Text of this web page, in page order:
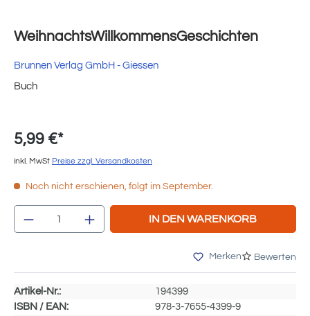
WeihnachtsWillkommensGeschichten
Brunnen Verlag GmbH - Giessen
Buch
5,99 €*
inkl. MwSt Preise zzgl. Versandkosten
Noch nicht erschienen, folgt im September.
Produkt Anzahl: Gib den gewünschten
IN DEN WARENKORB
Merken Bewerten
Artikel-Nr.:
194399
ISBN / EAN:
978-3-7655-4399-9